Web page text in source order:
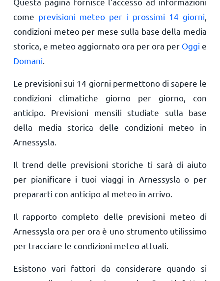
come previsioni meteo per i prossimi 14 giorni
condizioni meteo per mese sulla base della media
storica, e meteo aggiornato ora per ora per Oggi e
Domani
Le previsioni sui 14 giorni permettono di sapere le
condizioni climatiche giorno per giorno, con
anticipo. Previsioni mensili studiate sulla base
della media storica delle condizioni meteo in
Arnessysla.
Il trend delle previsioni storiche ti sarà di aiuto
per pianificare i tuoi viaggi in Arnessysla o per
prepararti con anticipo al meteo in arrivo.
Il rapporto completo delle previsioni meteo di
Arnessysla ora per ora è uno strumento utilissimo
per tracciare le condizioni meteo attuali.
Esistono vari fattori da considerare quando si